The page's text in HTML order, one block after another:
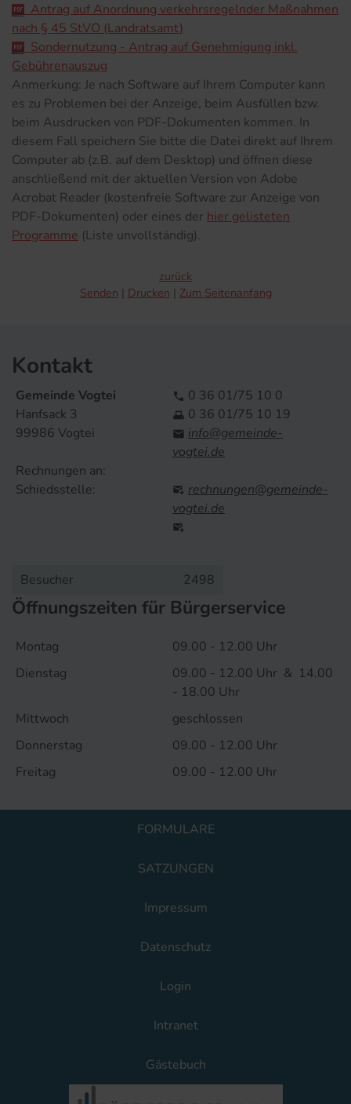
Antrag auf Anordnung verkehrsregelnder Maßnahmen
nach § 45 StVO (Landratsamt)
Sondernutzung - Antrag auf Genehmigung inkl.
Gebührenauszug
Anmerkung: Je nach Software auf Ihrem Computer kann
es zu Problemen bei der Anzeige, beim Ausfüllen bzw.
beim Ausdrucken von PDF-Dokumenten kommen. In
diesem Fall speichern Sie bitte die Datei direkt auf Ihrem
Computer ab (z.B. auf dem Desktop) und öffnen diese
anschließend mit der aktuellen Version von Adobe
Acrobat Reader (kostenfreie Software zur Anzeige von
PDF-Dokumenten) oder eines der hier gelisteten
Programme (Liste unvollständig).
zurück
Senden
Drucken Zum Seitenanfang
Kontakt
Gemeinde Vogtei
Hanfsack 3
99986 Vogtei
Rechnungen an:
Schiedsstelle:
 0 36 01/75 10 0
 0 36 01/75 10 19
 info@gemeinde-
vogtei.de
 rechnungen@gemeinde-
vogtei.de

Besucher 2498
Öffnungszeiten für Bürgerservice
Montag
09.00 - 12.00 Uhr
Dienstag
09.00 - 12.00 Uhr & 14.00
- 18.00 Uhr
Mittwoch
geschlossen
Donnerstag
09.00 - 12.00 Uhr
Freitag
09.00 - 12.00 Uhr
FORMULARE
SATZUNGEN
Impressum
Datenschutz
Login
Intranet
Gästebuch